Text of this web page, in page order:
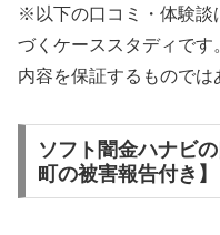
※以下の口コミ・体験談
づくケーススタディで
内容を保証するものでは
ソフト闇金ハナビ
町の被害報告付き】